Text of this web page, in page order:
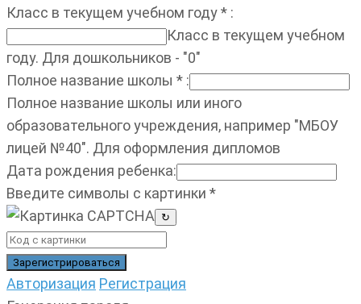
Класс в текущем учебном году* :
Класс в текущем учебном
году. Для дошкольников - "0"
Полное название школы * :
Полное название школы или иного
образовательного учреждения, например "МБОУ
лицей №40". Для оформления дипломов
Дата рождения ребенка:
Введите символы с картинки *
↻
Авторизация Регистрация